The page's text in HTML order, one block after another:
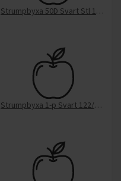
Strumpbyxa 50D Svart Stl 146/152
Strumpbyxa 1-p Svart 122/128 Ica I Love EKO